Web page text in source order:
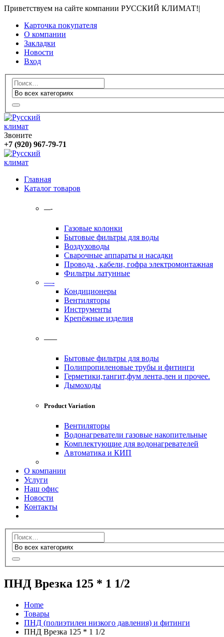
Приветствуем на сайте компании РУССКИЙ КЛИМАТ!|
Карточка покупателя
О компании
Закладки
Новости
Вход
Звоните
+7 (920) 967-79-71
Главная
Каталог товаров
—-
Газовые колонки
Бытовые фильтры для воды
Воздуховоды
Сварочные аппараты и насадки
Провода , кабели, гофра электромонтажная
Фильтры латунные
—-
Кондиционеры
Вентиляторы
Инструменты
Крепёжные изделия
——
Бытовые фильтры для воды
Полипропиленовые трубы и фитинги
Герметики,тангит,фум лента,лен и прочее.
Дымоходы
Product Variation
Вентиляторы
Водонагреватели газовые накопительные
Комплектующие для водонагревателей
Автоматика и КИП
О компании
Услуги
Наш офис
Новости
Контакты
ПНД Врезка 125 * 1 1/2
Home
Товары
ПНД (полиэтилен низкого давления) и фитинги
ПНД Врезка 125 * 1 1/2